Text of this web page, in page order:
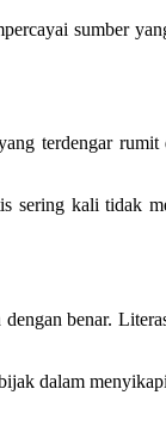
sumber
terdengar
sering kali tidak
benar.
dalam